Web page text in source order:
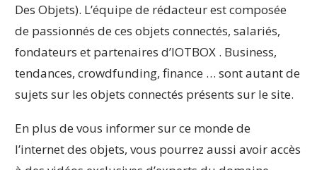
Des Objets). L’équipe de rédacteur est composée
de passionnés de ces objets connectés, salariés,
fondateurs et partenaires d’IOTBOX . Business,
tendances, crowdfunding, finance … sont autant de
sujets sur les objets connectés présents sur le site.
En plus de vous informer sur ce monde de
l’internet des objets, vous pourrez aussi avoir accès